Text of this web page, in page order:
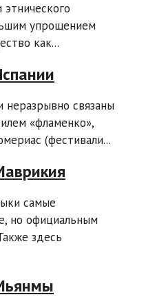
упрощением
как...
неразрывно связаны
«фламенко»,
(фестивали...
самые
но официальным
здесь